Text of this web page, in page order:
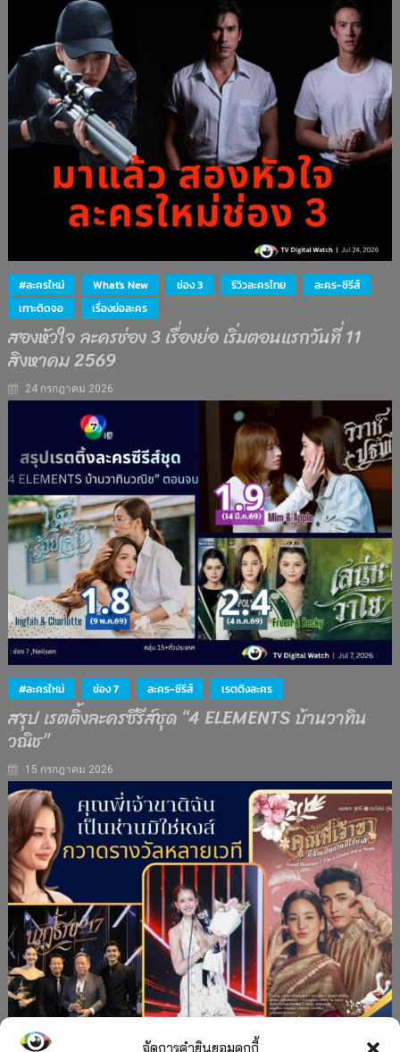
จัดการคำยินยอมคุกกี้
#ละครใหม่ What's New ช่อง 3 รีวิวละครไทย
ละคร-ซีรีส์
เกาะติดจอ
เรื่องย่อละคร
สองหัวใจ ละครช่อง 3 เรื่องย่อ เริ่มตอนแรกวันที่ 11
สิงหาคม 2569
24 กรกฎาคม 2026
#ละครใหม่ ช่อง 7 ละคร-ซีรีส์ เรตติงละคร
สรุป เรตติ้งละครซีรีส์ชุด “4 ELEMENTS บ้านวาทิน
วณิช”
15 กรกฎาคม 2026